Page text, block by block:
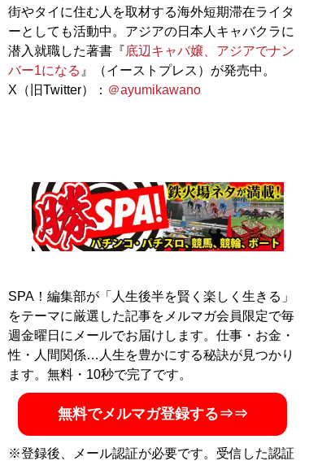
街やタイに住む人を取材する海外短期滞在ライタ
ーとしても活動中。アジアの日本人キャバクラに
潜入就職した著書『底辺キャバ嬢、アジアでナン
バー1になる 』（イーストプレス）が発売中。
X（旧Twitter）： ＠ayumikawano
SPA！編集部が「人生後半を賢く楽しく生きる」
をテーマに厳選した記事をメルマガ会員限定で毎
週金曜日にメールでお届けします。仕事・お金・
性・人間関係…人生を豊かにする秘訣が見つかり
ます。無料・10秒で完了です。
無料でメルマガ登録する⇒⇒
※登録後、メール認証が必要です。受信した認証